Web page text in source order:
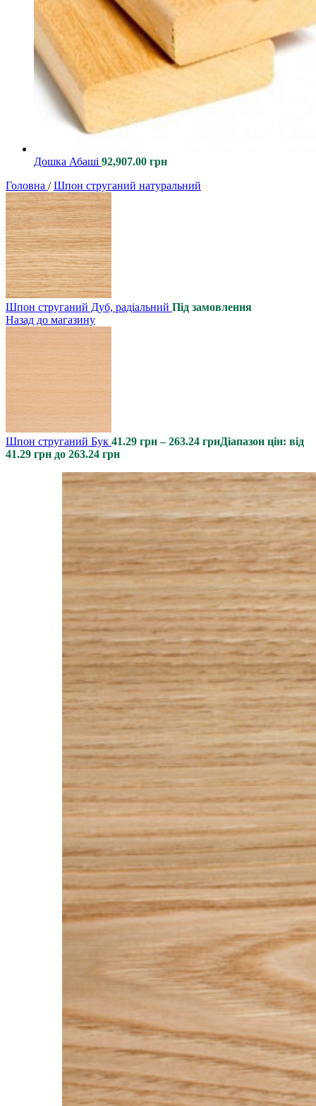
Дошка Абаші 92,907.00 грн
Головна / Шпон струганий натуральний
Шпон струганий Дуб, радіальний Під замовлення
Назад до магазину
Шпон струганий Бук 41.29 грн – 263.24 грнДіапазон цін: від
41.29 грн до 263.24 грн